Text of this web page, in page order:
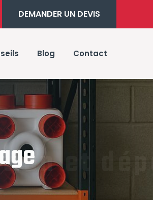
DEMANDER UN DEVIS
Blog Contact
et